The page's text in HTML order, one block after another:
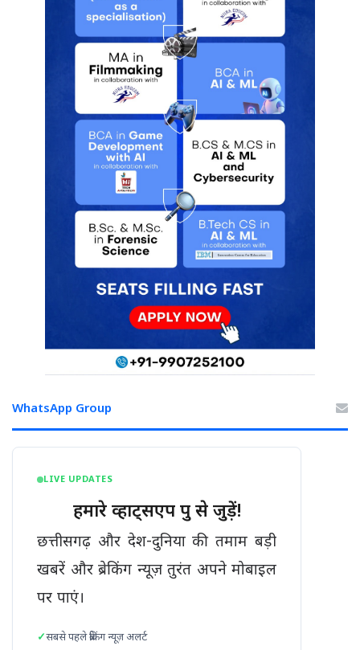
WhatsApp Group
LIVE UPDATES
हमारे व्हाट्सएप ग्रुप से जुड़ें!
छत्तीसगढ़ और देश-दुनिया की तमाम बड़ी
खबरें और ब्रेकिंग न्यूज़ तुरंत अपने मोबाइल
पर पाएं।
सबसे पहले ब्रेकिंग न्यूज़ अलर्ट